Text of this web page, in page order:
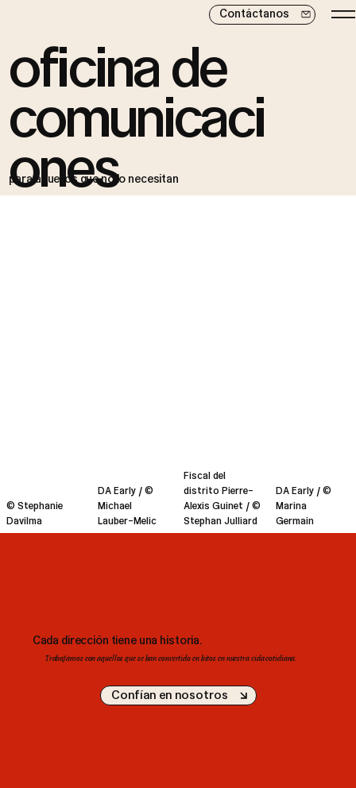
Contáctanos
oficina de
comunicaci
ones
para aquellos que no lo necesitan
© Stephanie
Davilma
DA Early / ©
Michael
Lauber-Melic
Fiscal del
distrito Pierre-
Alexis Guinet / ©
Stephan Julliard
DA Early / ©
Marina
Germain
Cada dirección tiene una historia.
Trabajamos con aquellos que se han convertido en hitos en nuestra vida cotidiana.
Confían en nosotros